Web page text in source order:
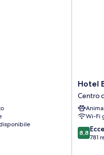
Hotel
Blauer
Bock
Centro
città
di
Monaco
Hotel
Centro
Wi-Fi
8.8
su
8,8
781